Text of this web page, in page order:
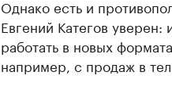
Однако есть и
Евгений Категов уверен:
работать в новых
например, с продаж в